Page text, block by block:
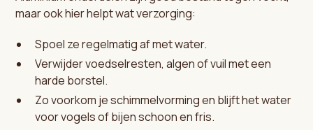
maar ook hier helpt wat verzorging:
Spoel ze regelmatig af met water.
Verwijder voedselresten, algen of vuil met een
harde borstel.
Zo voorkom je schimmelvorming en blijft het water
voor vogels of bijen schoon en fris.